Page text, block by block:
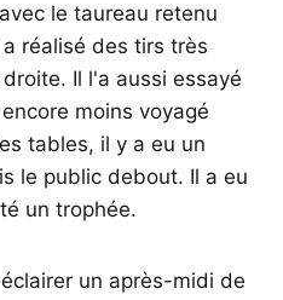
le taureau retenu
réalisé des tirs très
Il l'a aussi essayé
moins voyagé
tables, il y a eu un
le public debout. Il a eu
un trophée.
un après-midi de